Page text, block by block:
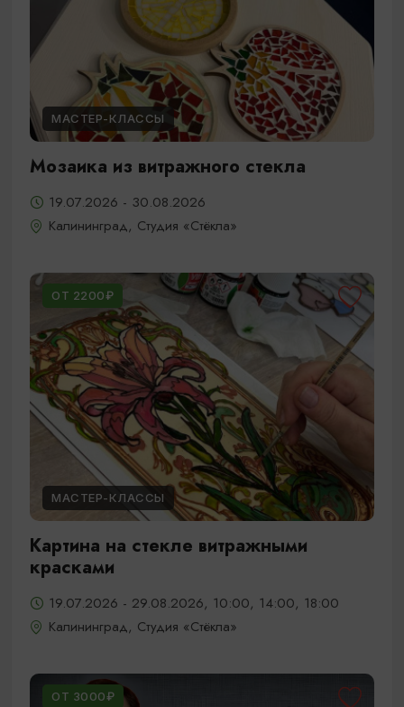
МАСТЕР-КЛАССЫ
Мозаика из витражного стекла
19.07.2026 - 30.08.2026
Калининград, Студия «Стёкла»
ОТ 2200₽
МАСТЕР-КЛАССЫ
Картина на стекле витражными
красками
19.07.2026 - 29.08.2026, 10:00, 14:00, 18:00
Калининград, Студия «Стёкла»
ОТ 3000₽